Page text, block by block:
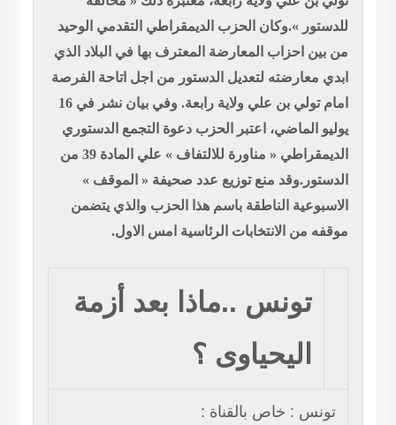
».وكان الحزب الديمقراطي التقدمي الوحيد
المعارضة المعترف بها في البلاد الذي
لتعديل الدستور من اجل اتاحة الفرصة
امام تولي بن علي ولاية رابعة. وفي بيان نشر في 16
اعتبر الحزب دعوة التجمع الدستوري
الديمقراطي « مناورة للالتفاف » علي المادة 39 من
منع توزيع عدد صحيفة « الموقف »
الناطقة باسم هذا الحزب والذي يتضمن
الانتخابات الرئاسية امس الاول.
..ماذا بعد أزمة
؟
: خاص بالقناة :